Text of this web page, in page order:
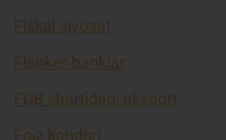
Fiskal siyosat
Flanker banklar
FOB shartidagi eksport
Foiz koridori